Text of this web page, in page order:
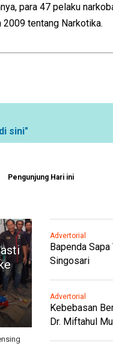
para 47 pelaku
2009 tentang Narkotika.
sini"
Pengunjung Hari ini
Advertorial
Bapenda
Singosari
Advertorial
Kebebasan
Dr. Miftahul